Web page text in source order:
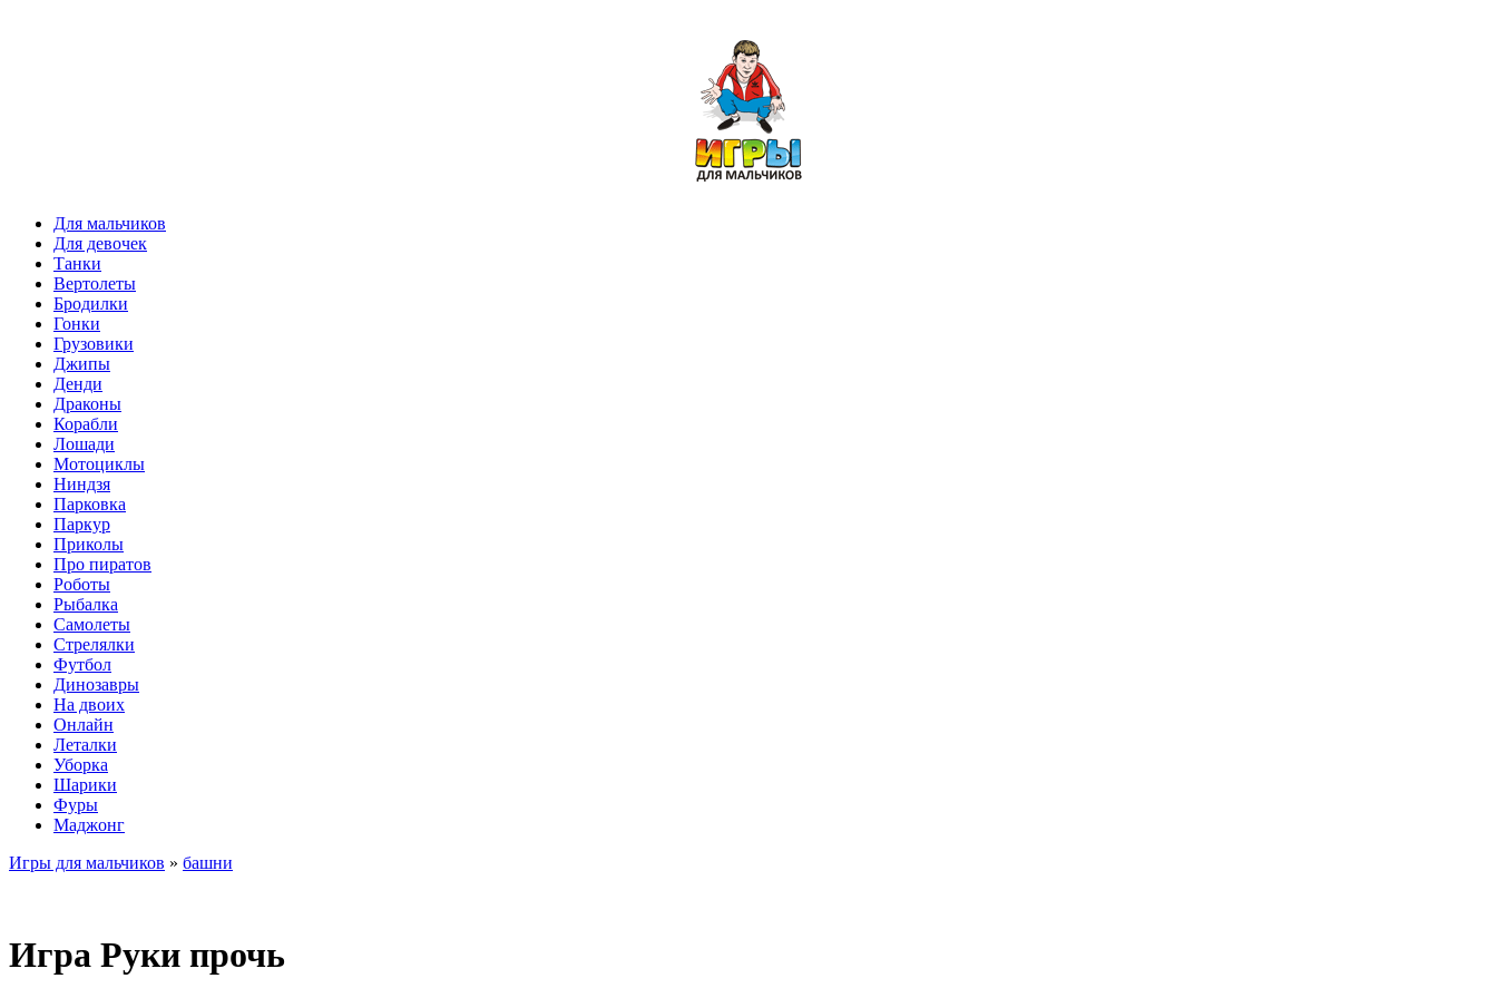
Для мальчиков
Для девочек
Танки
Вертолеты
Бродилки
Гонки
Грузовики
Джипы
Денди
Драконы
Корабли
Лошади
Мотоциклы
Ниндзя
Парковка
Паркур
Приколы
Про пиратов
Роботы
Рыбалка
Самолеты
Стрелялки
Футбол
Динозавры
На двоих
Онлайн
Леталки
Уборка
Шарики
Фуры
Маджонг
Игры для мальчиков » башни
Игра Руки прочь